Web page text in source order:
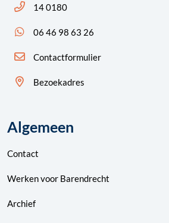
Bel ons: 14 0180
14 0180
App ons: 06 46 98 63 26 (WhatsApp)
06 46 98 63 26
Contactformulier
Bezoekadres
Algemeen
Contact
Werken voor Barendrecht
Archief